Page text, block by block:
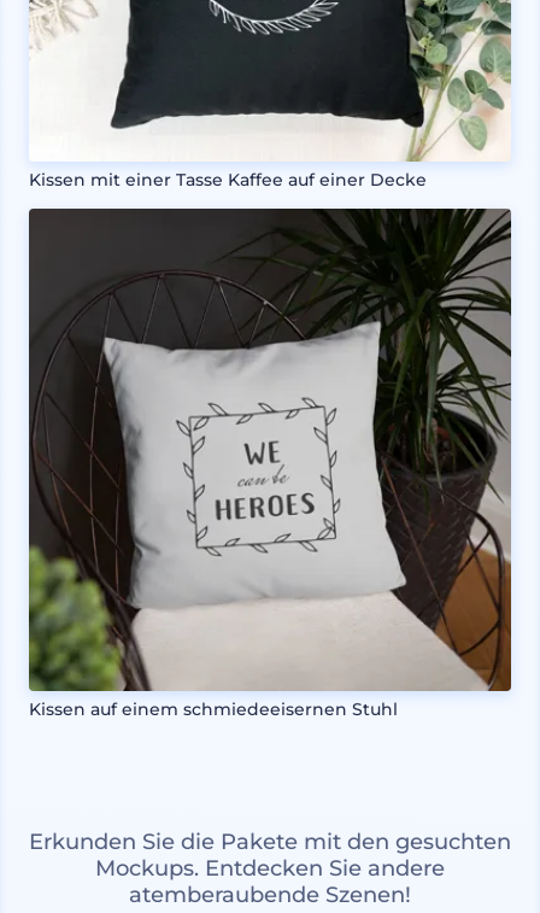
Kissen mit einer Tasse Kaffee auf einer Decke
Kissen auf einem schmiedeeisernen Stuhl
Erkunden Sie die Pakete mit den gesuchten
Mockups. Entdecken Sie andere
atemberaubende Szenen!